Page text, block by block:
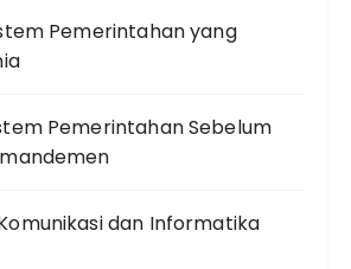
Pemerintahan yang
Pemerintahan Sebelum
dan Informatika